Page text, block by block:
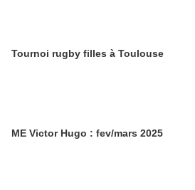
Tournoi rugby filles à Toulouse
ME Victor Hugo : fev/mars 2025